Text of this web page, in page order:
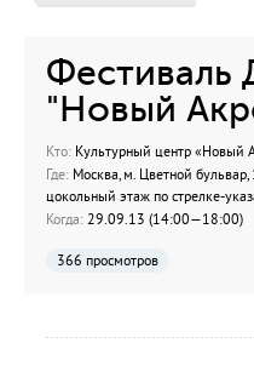
Фестиваль
"Новый
Кто: Культурный центр «Новый
Где: Москва, м. Цветной
цокольный этаж по стрелке-
Когда: 29.09.13 (14:00—18:00)
366 просмотров